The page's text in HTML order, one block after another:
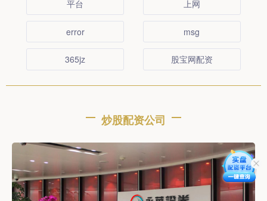
平台 上网
error msg
365jz 股宝网配资
炒股配资公司